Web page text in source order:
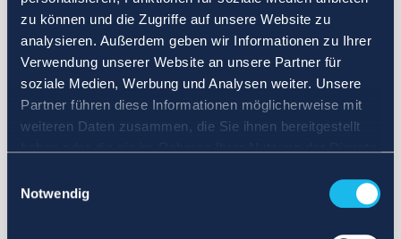
zu können und die Zugriffe auf unsere Website zu
analysieren. Außerdem geben wir Informationen zu Ihrer
Verwendung unserer Website an unsere Partner für
soziale Medien, Werbung und Analysen weiter. Unsere
Partner führen diese Informationen möglicherweise mit
weiteren Daten zusammen, die Sie ihnen bereitgestellt
Notwendig